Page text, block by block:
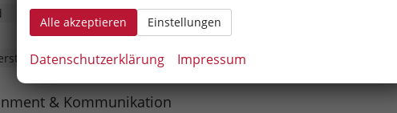
Isofix (Kindersitzbefestigung),
& Kommunikation
Alle akzeptieren Einstellungen
Datenschutzerklärung Impressum